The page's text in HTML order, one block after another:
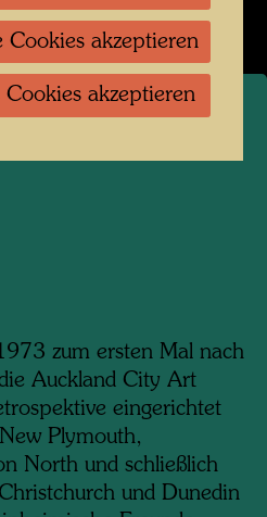
in der Bay of Plenty
in
zum ersten Mal nach
Auckland City Art
eingerichtet
Plymouth,
North und schließlich
und Dunedin
Cookies akzeptieren
akzeptieren